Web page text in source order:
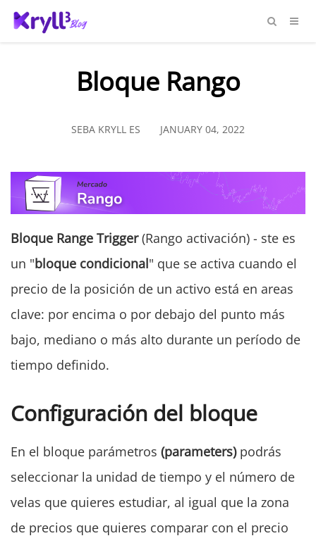
Bloque Rango
SEBA KRYLL ES JANUARY 04, 2022
Bloque Range Trigger(Rango activación) - ste es
un "bloque condicional" que se activa cuando el
precio de la posición de un activo está en areas
clave: por encima o por debajo del punto más
bajo, mediano o más alto durante un período de
tiempo definido.
Configuración del bloque
En el bloque parámetros (parameters) podrás
seleccionar la unidad de tiempo y el número de
velas que quieres estudiar, al igual que la zona
de precios que quieres comparar con el precio